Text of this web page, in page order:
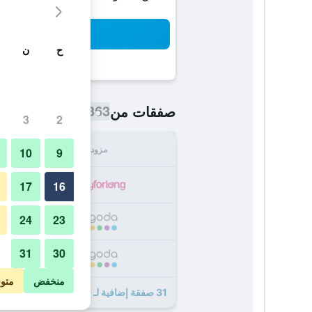
صفقات من363 ﷼
مزود
31 صفقة إضافية لـ فندق غراند برنو
ح ن
2
3
9
10
16
17
23
24
30
31
منخفض